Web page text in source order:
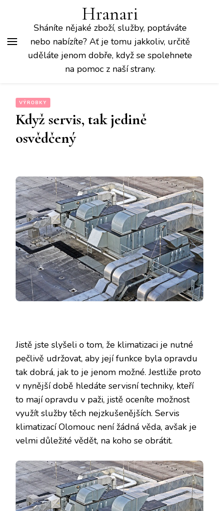
Hranari
Sháníte nějaké zboží, služby, poptáváte
nebo nabízíte? Ať je tomu jakkoliv, určitě
uděláte jenom dobře, když se spolehnete
na pomoc z naší strany.
VÝROBKY
Když servis, tak jedině
osvědčený
Jistě jste slyšeli o tom, že klimatizaci je nutné
pečlivě udržovat, aby její funkce byla opravdu
tak dobrá, jak to je jenom možné. Jestliže proto
v nynější době hledáte servisní techniky, kteří
to mají opravdu v paži, jistě oceníte možnost
využít služby těch nejzkušenějších. Servis
klimatizací Olomouc není žádná věda, avšak je
velmi důležité vědět, na koho se obrátit.